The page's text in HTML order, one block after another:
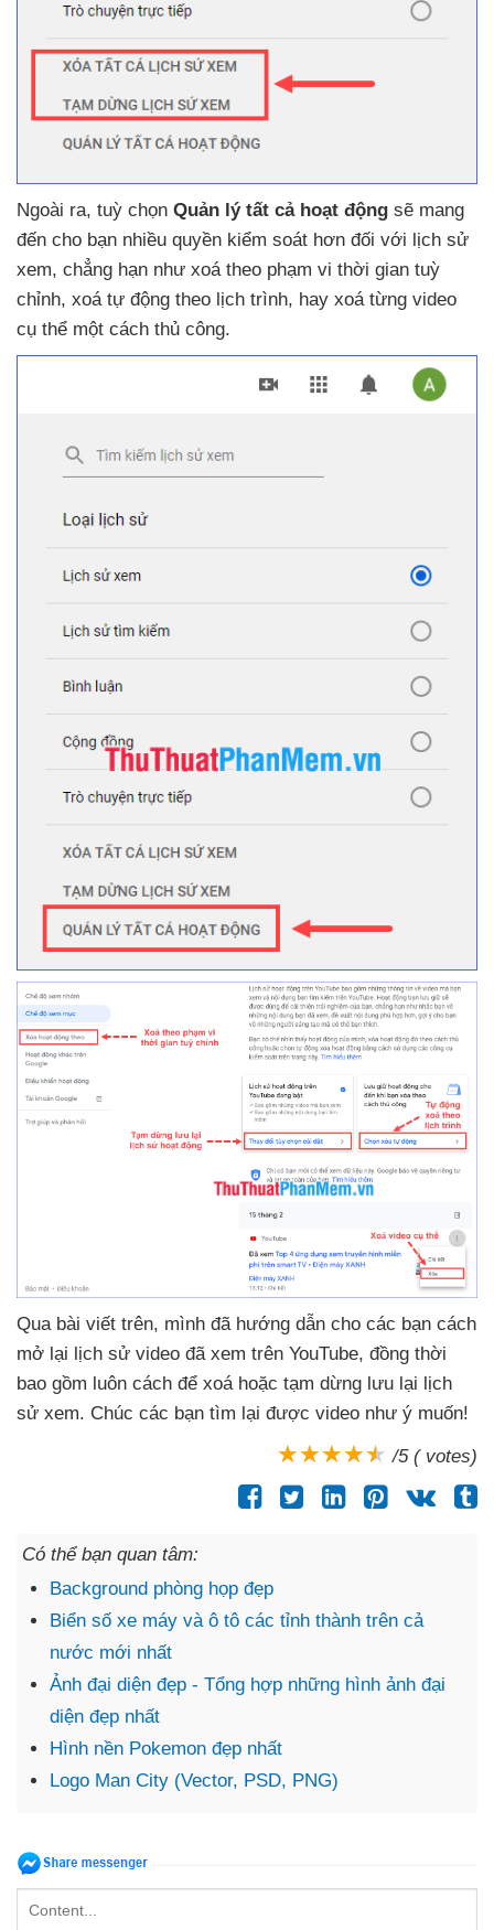
Ngoài ra, tuỳ chọn Quản lý tất cả hoạt động sẽ mang
đến cho bạn nhiều quyền kiểm soát hơn đối với lịch sử
xem, chẳng hạn như xoá theo phạm vi thời gian tuỳ
chỉnh, xoá tự động theo lịch trình, hay xoá từng video
cụ thể một cách thủ công.
Qua bài viết trên, mình đã hướng dẫn cho các bạn cách
mở lại lịch sử video đã xem trên YouTube, đồng thời
bao gồm luôn cách để xoá hoặc tạm dừng lưu lại lịch
sử xem. Chúc các bạn tìm lại được video như ý muốn!
/5 ( votes)
Có thể bạn quan tâm:
Background phòng họp đẹp
Biển số xe máy và ô tô các tỉnh thành trên cả
nước mới nhất
Ảnh đại diện đẹp - Tổng hợp những hình ảnh đại
diện đẹp nhất
Hình nền Pokemon đẹp nhất
Logo Man City (Vector, PSD, PNG)